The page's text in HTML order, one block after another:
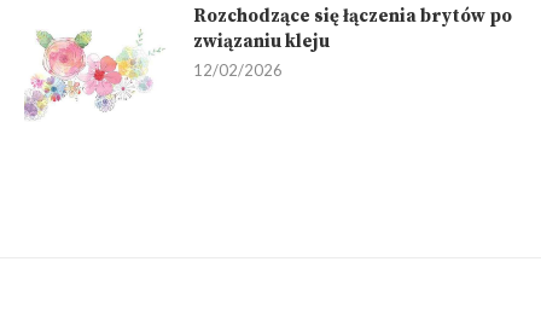
Rozchodzące się łączenia brytów po
związaniu kleju
12/02/2026